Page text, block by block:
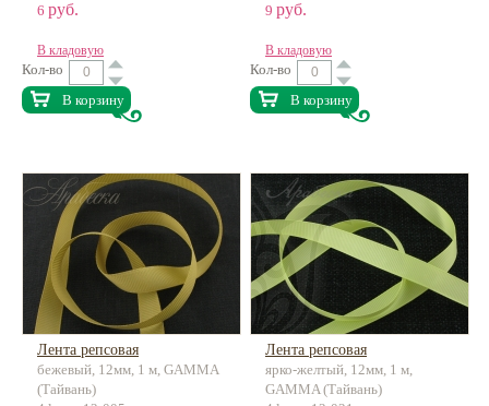
6 руб.
В кладовую
Кол-во
В корзину
9 руб.
В кладовую
Кол-во
В корзину
Лента репсовая
бежевый, 12мм, 1 м, GAMMA
(Тайвань)
Лента репсовая
ярко-желтый, 12мм, 1 м,
GAMMA (Тайвань)